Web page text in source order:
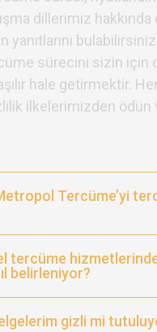
dillerimiz hakkında
yanıtlarını bulabilirsiniz.
sürecini sizin için
hale getirmektir.
ilkelerimizden ödün
Tercüme’yi
tercüme
belirleniyor?
gizli mi